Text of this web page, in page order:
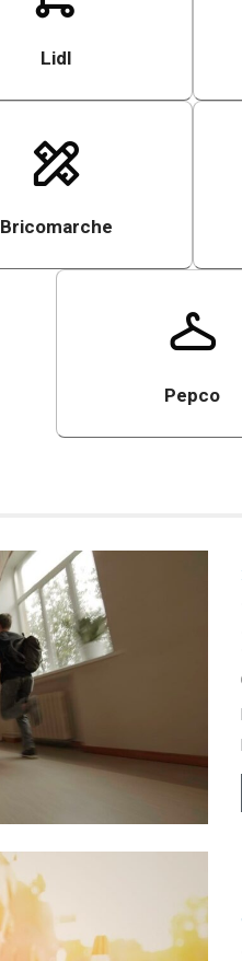
Lidl
Bricomarche
Pepco